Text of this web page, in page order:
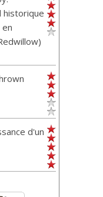
historique
d'un